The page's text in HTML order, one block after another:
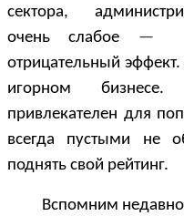
сектора,
очень слабое —
отрицательный
игорном
привлекателен для
всегда пустыми не
поднять свой рейтинг.
Вспомним